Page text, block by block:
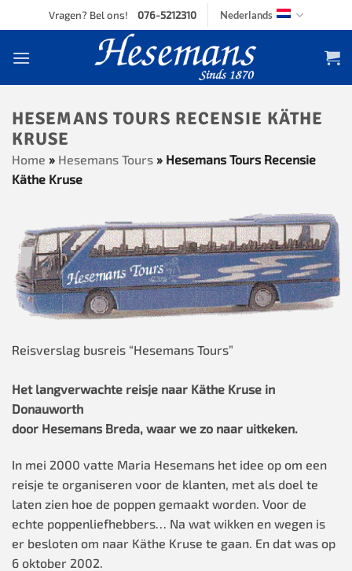
to
Vragen? Bel ons! 076-5212310 Nederlands
HESEMANS TOURS RECENSIE KÄTHE
KRUSE
Home » Hesemans Tours » Hesemans Tours Recensie
Käthe Kruse
Reisverslag busreis “Hesemans Tours”
Het langverwachte reisje naar Käthe Kruse in
Donauworth
door Hesemans Breda, waar we zo naar uitkeken.
In mei 2000 vatte Maria Hesemans het idee op om een
reisje te organiseren voor de klanten, met als doel te
laten zien hoe de poppen gemaakt worden. Voor de
echte poppenliefhebbers… Na wat wikken en wegen is
er besloten om naar Käthe Kruse te gaan. En dat was op
6 oktober 2002.